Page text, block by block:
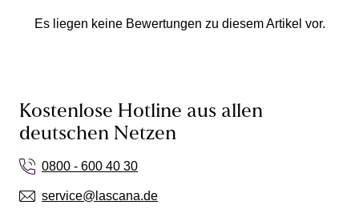
Es liegen keine Bewertungen zu diesem Artikel vor.
Kostenlose Hotline aus allen
deutschen Netzen
0800 - 600 40 30
service@lascana.de